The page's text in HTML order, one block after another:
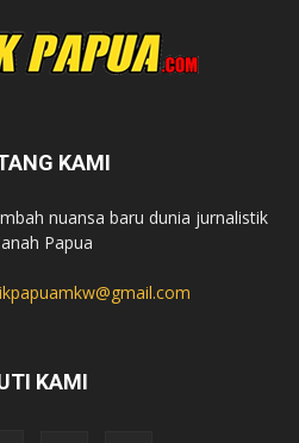
KAMI
nuansa baru dunia jurnalistik
Papua
KAMI